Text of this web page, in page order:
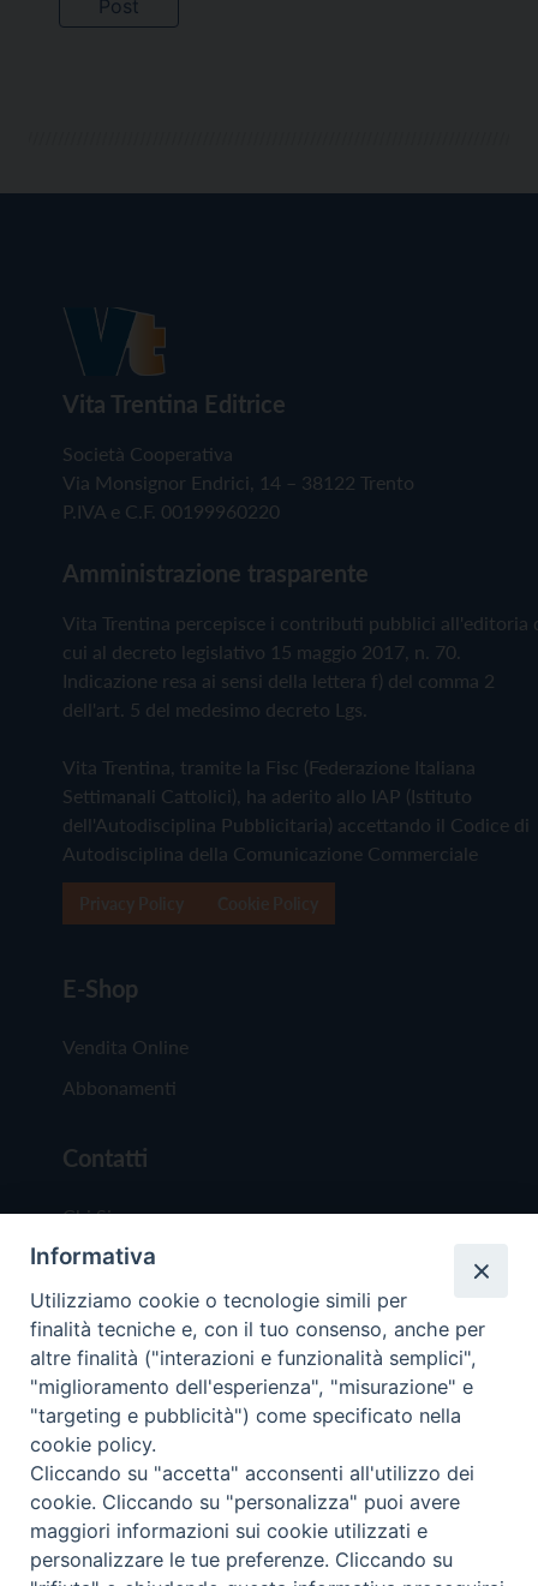
Vita Trentina Editrice
Società Cooperativa
Via Monsignor Endrici, 14 – 38122 Trento
P.IVA e C.F. 00199960220
Amministrazione trasparente
Vita Trentina percepisce i contributi pubblici all'editoria
cui al decreto legislativo 15 maggio 2017, n. 70.
Indicazione resa ai sensi della lettera f) del comma 2
dell'art. 5 del medesimo decreto Lgs.
Vita Trentina, tramite la Fisc (Federazione Italiana
Settimanali Cattolici), ha aderito allo IAP (Istituto
dell'Autodisciplina Pubblicitaria) accettando il Codice di
Autodisciplina della Comunicazione Commerciale
E-Shop
Vendita Online
Abbonamenti
Contatti
Chi Siamo
Redazione
Scrivici
Copyright © 2019 - Tutti i diritti riservati - Vita
Trentina Editrice
Privacy Policy
Torna
Informativa
Utilizziamo cookie o tecnologie simili per
finalità tecniche e, con il tuo consenso, anche per
altre finalità ("interazioni e funzionalità semplici",
"miglioramento dell'esperienza", "misurazione" e
"targeting e pubblicità") come specificato nella
cookie policy.
Cliccando su "accetta" acconsenti all'utilizzo dei
cookie. Cliccando su "personalizza" puoi avere
maggiori informazioni sui cookie utilizzati e
personalizzare le tue preferenze. Cliccando su